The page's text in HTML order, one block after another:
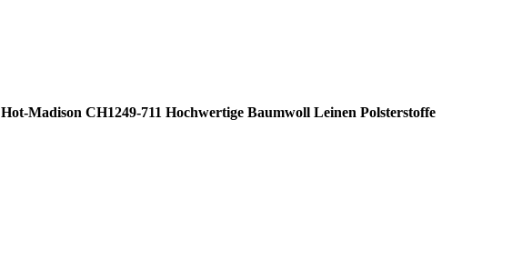
Hot-Madison CH1249-711 Hochwertige Baumwoll Leinen Polsterstoffe